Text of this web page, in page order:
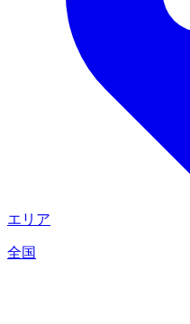
エリア
全国